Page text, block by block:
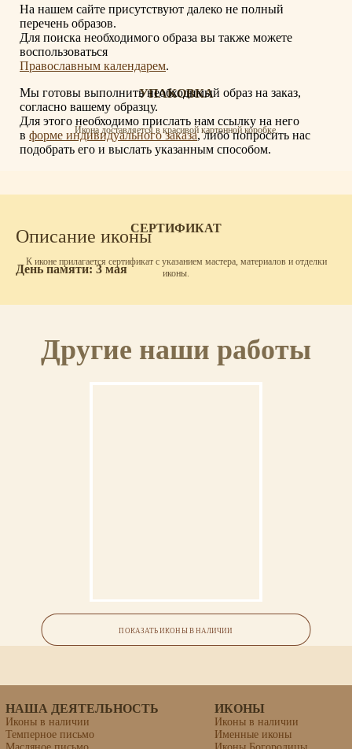
УПАКОВКА
Икона доставляется в красивой картонной коробке.
СЕРТИФИКАТ
К иконе прилагается сертификат с указанием мастера, материалов и отделки
иконы.
ОСВЯЩЕНИЕ
На нашем сайте присутствуют далеко не полный
перечень образов.
Для поиска необходимого образа вы также можете
воспользоваться
Православным календарем.
Мы готовы выполнить необходимый образ на заказ,
согласно вашему образцу.
Для этого необходимо прислать нам ссылку на него
в форме индивидуального заказа, либо попросить нас
подобрать его и выслать указанным способом.
Описание иконы
День памяти: 3 мая
Другие наши работы
Икона «Афанасий Ковровский,
святитель»
липовая доска, левкас, темпера, сусальное золото
ПОКАЗАТЬ ИКОНЫ В НАЛИЧИИ
НАША ДЕЯТЕЛЬНОСТЬ
Иконы в наличии
Темперное письмо
ИКОНЫ
Иконы в наличии
Именные иконы